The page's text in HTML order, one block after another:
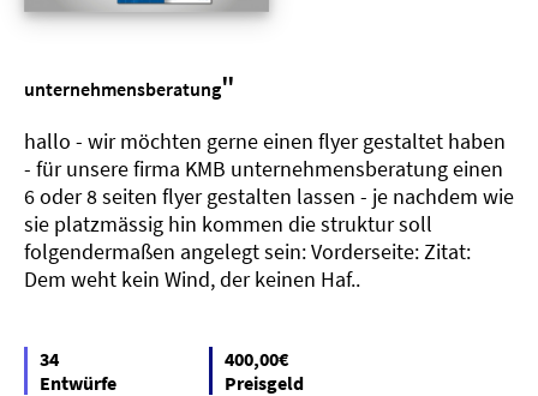
unternehmensberatung"
hallo - wir möchten gerne einen flyer gestaltet haben
- für unsere firma KMB unternehmensberatung einen
6 oder 8 seiten flyer gestalten lassen - je nachdem wie
sie platzmässig hin kommen die struktur soll
folgendermaßen angelegt sein: Vorderseite: Zitat:
Dem weht kein Wind, der keinen Haf..
34
Entwürfe
400,00€
Preisgeld